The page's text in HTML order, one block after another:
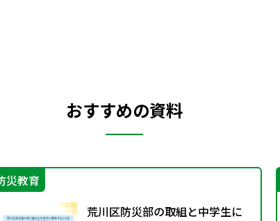
おすすめの資料
災教育
荒川区防災部の取組と中学生に